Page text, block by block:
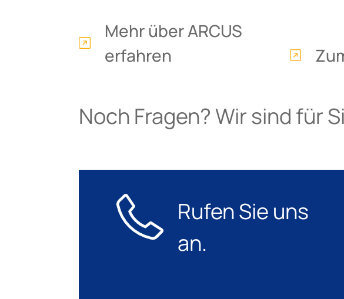
Mehr über ARCUS
erfahren
Noch Fragen? Wir sind für
Rufen Sie uns
an.